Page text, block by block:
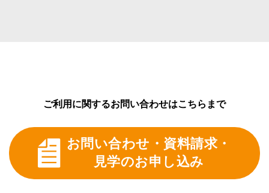
ご利用に関するお問い合わせはこちらまで
お問い合わせ・資料請求・
見学のお申し込み